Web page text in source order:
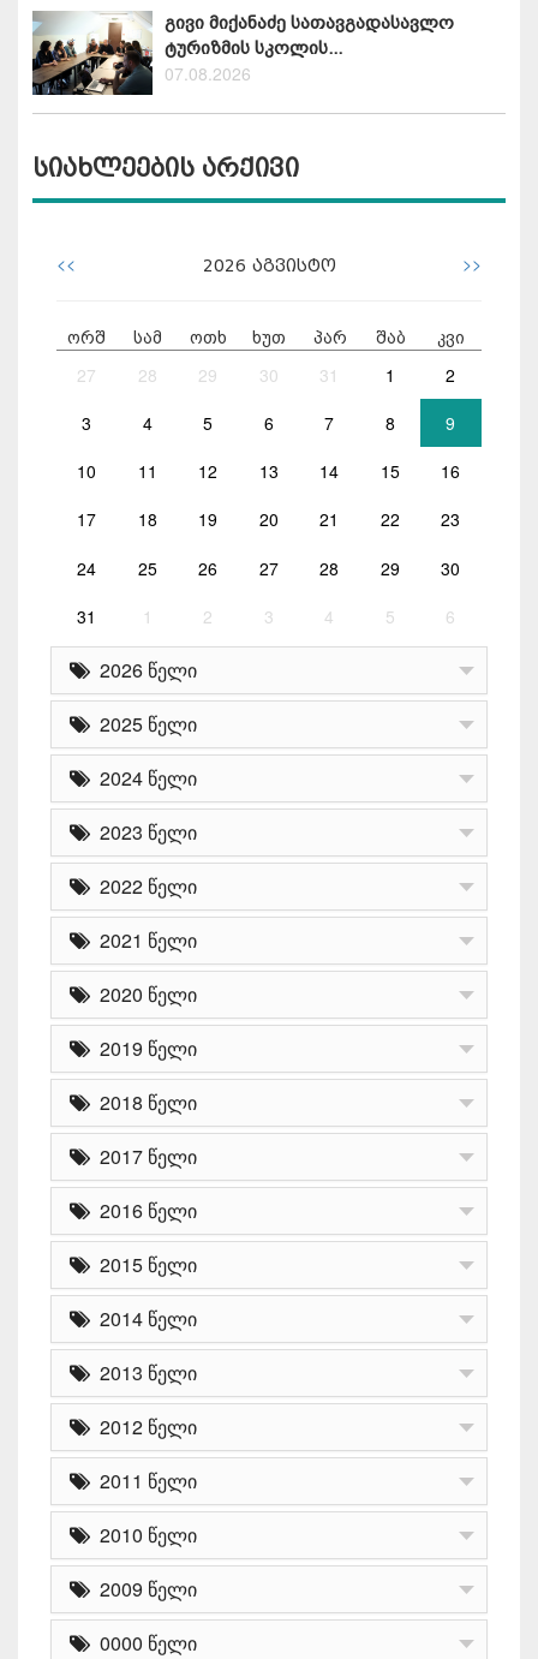
გივი მიქანაძე სათავგადასავლო
ტურიზმის სკოლის...
07.08.2026
სიახლეების არქივი
<< 2026 აგვისტო >>
ორშ სამ ოთხ ხუთ პარ შაბ კვი
27 28 29 30 31 1 2
3 4 5 6 7 8 9
10 11 12 13 14 15 16
17 18 19 20 21 22 23
24 25 26 27 28 29 30
31 1 2 3 4 5 6
2026 წელი
2025 წელი
2024 წელი
2023 წელი
2022 წელი
2021 წელი
2020 წელი
2019 წელი
2018 წელი
2017 წელი
2016 წელი
2015 წელი
2014 წელი
2013 წელი
2012 წელი
2011 წელი
2010 წელი
2009 წელი
0000 წელი